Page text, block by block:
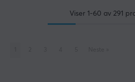
Viser 1-60 av 291